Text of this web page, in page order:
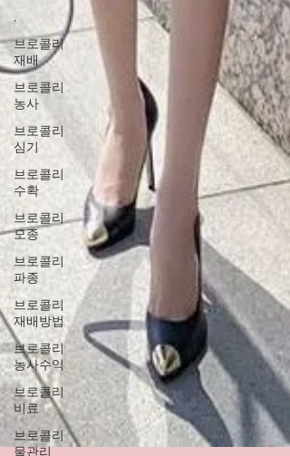
,
브로콜리
재배
브로콜리
농사
브로콜리
심기
브로콜리
수확
브로콜리
모종
브로콜리
파종
브로콜리
재배방법
브로콜리
농사수익
브로콜리
비료
브로콜리
물관리